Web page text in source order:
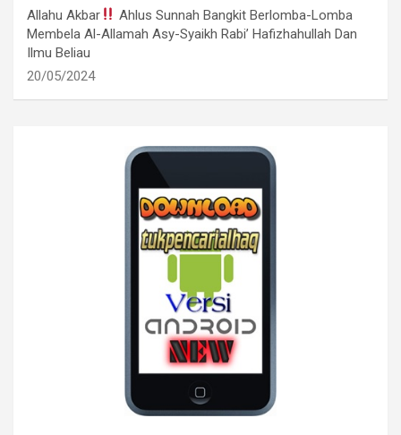
Allahu Akbar
Ahlus Sunnah Bangkit Berlomba-Lomba
Membela Al-Allamah Asy-Syaikh Rabi’ Hafizhahullah Dan
Ilmu Beliau
20/05/2024